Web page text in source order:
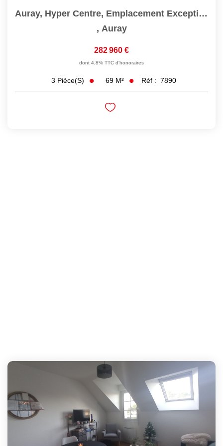
Auray, Hyper Centre, Emplacement Exceptionnel
, Auray
282 960 €
dont 4,8% TTC d'honoraires
3 Pièce(s) 69 M² Réf : 7890